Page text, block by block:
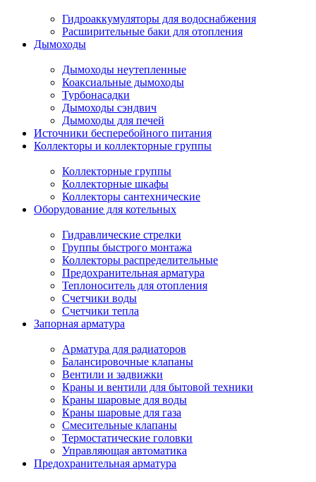
Гидроаккумуляторы для водоснабжения
Расширительные баки для отопления
Дымоходы
Дымоходы неутепленные
Коаксиальные дымоходы
Турбонасадки
Дымоходы сэндвич
Дымоходы для печей
Источники бесперебойного питания
Коллекторы и коллекторные группы
Коллекторные группы
Коллекторные шкафы
Коллекторы сантехнические
Оборудование для котельных
Гидравлические стрелки
Группы быстрого монтажа
Коллекторы распределительные
Предохранительная арматура
Теплоноситель для отопления
Счетчики воды
Счетчики тепла
Запорная арматура
Арматура для радиаторов
Балансировочные клапаны
Вентили и задвижки
Краны и вентили для бытовой техники
Краны шаровые для воды
Краны шаровые для газа
Смесительные клапаны
Термостатические головки
Управляющая автоматика
Предохранительная арматура